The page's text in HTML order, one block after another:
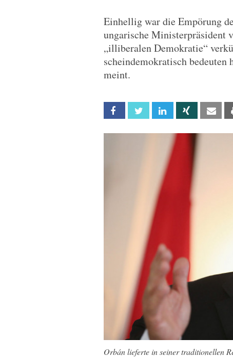
Einhellig war die Empörung
ungarische Ministerpräsident
„illiberalen Demokratie“
scheindemokratisch
meint.
Facebook Twitter Linkedin Xing
Orbán lieferte in seiner traditionellen